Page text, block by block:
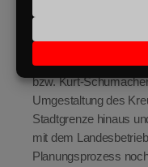
Da zukünftig jedoch
überörtliche
soll, ist eine
der Trippstadter
bzw. Kurt-
Umgestaltung des
Stadtgrenze hinaus
mit dem
Planungsprozess